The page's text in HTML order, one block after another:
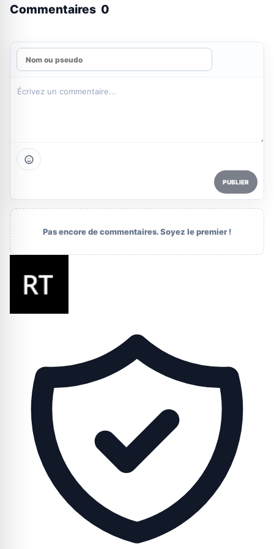
Commentaires 0
PUBLIER
Pas encore de commentaires. Soyez le premier !